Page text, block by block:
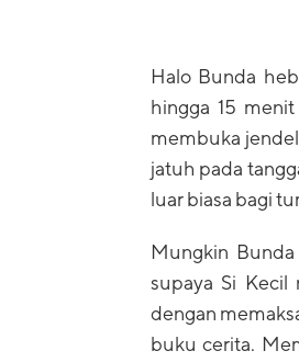
Halo Bunda
hingga 15
membuka
jatuh pada
luar biasa bagi
Mungkin
supaya Si Kecil
dengan
buku cerita.